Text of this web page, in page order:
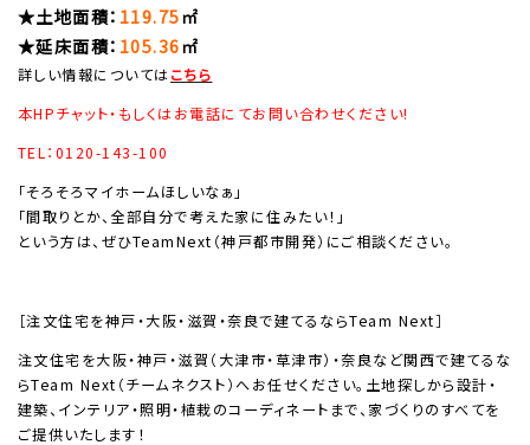
★土地面積： 119.75㎡
★延床面積： 105.36㎡
詳しい情報についてはこちら
本HPチャット・もしくはお電話にてお問い合わせください!
TEL：0120-143-100
「そろそろマイホームほしいなぁ」
「間取りとか、全部自分で考えた家に住みたい！」
という方は、ぜひTeamNext（神戸都市開発）にご相談ください。
［注文住宅を神戸・大阪・滋賀・奈良で建てるならTeam Next］
注文住宅を大阪・神戸・滋賀（大津市・草津市）・奈良など関西で建てるな
らTeam Next（チームネクスト）へお任せください。土地探しから設計・
建築、インテリア・照明・植栽のコーディネートまで、家づくりのすべてを
ご提供いたします！